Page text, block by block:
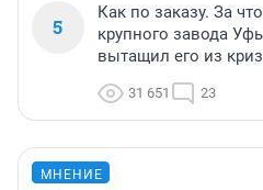
5
Как по заказу. За
крупного завода
вытащил его из
31 651 23
МНЕНИЕ